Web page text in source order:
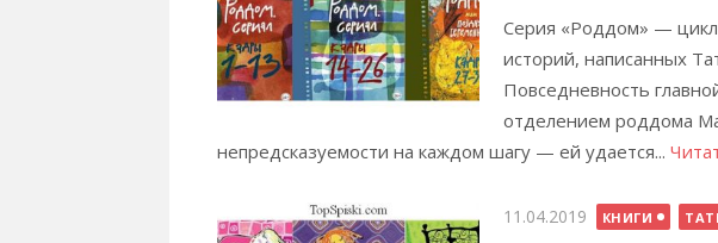
Серия «Роддом» —
историй, написанных
Повседневность
отделением роддома
непредсказуемости на каждом шагу — ей удается...
Опубликовано
11.04.2019 КНИГИ